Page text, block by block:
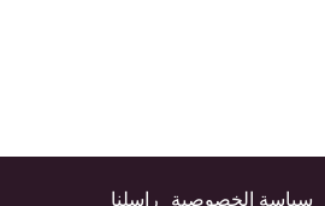
سياسة الخصوصية راسلنا